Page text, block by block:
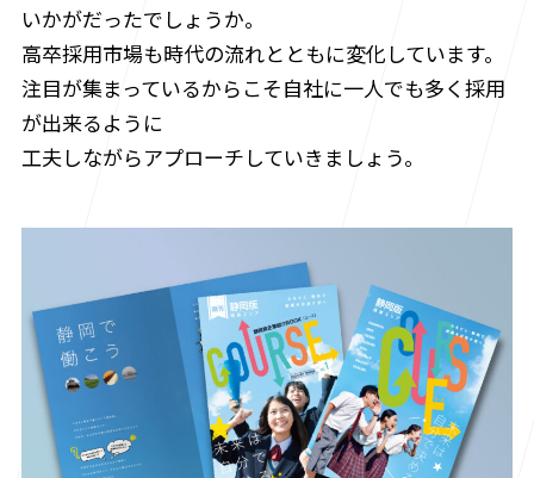
いかがだったでしょうか。
高卒採用市場も時代の流れとともに変化しています。
注目が集まっているからこそ自社に一人でも多く採用
が出来るように
工夫しながらアプローチしていきましょう。